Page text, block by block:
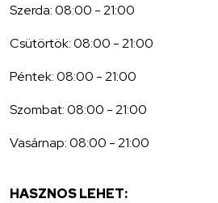
Szerda: 08:00 - 21:00
Csütörtök: 08:00 - 21:00
Péntek: 08:00 - 21:00
Szombat: 08:00 - 21:00
Vasárnap: 08:00 - 21:00
HASZNOS LEHET: